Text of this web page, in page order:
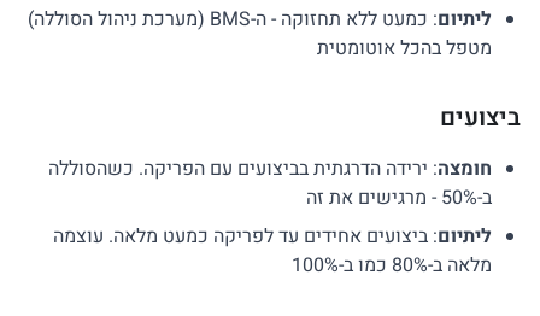
ליתיום
: כמעט ללא תחזוקה - ה-BMS (מערכת ניהול הסוללה)
מטפל בהכל אוטומטית
ביצועים
חומצה: ירידה הדרגתית בביצועים עם הפריקה. כשהסוללה
ב-50% - מרגישים את זה
ליתיום: ביצועים אחידים עד לפריקה כמעט מלאה. עוצמה
מלאה ב-80% כמו ב-100%